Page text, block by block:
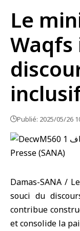
Le
Waqfs
Publié: 2025/05/26
Damas-SANA /
souci du
contribue
et consolide la